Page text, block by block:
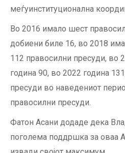
меѓуинституционална
Во 2016 имало шест
добиени биле 16, во 2018
112 правосилни пресуди, во
година 90, во 2022 година
пресуди во наведениот
правосилни пресуди.
Фатон Асани додаде дека
поголема поддршка за оваа